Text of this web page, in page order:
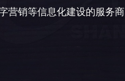
营销等信息化建设的服务商